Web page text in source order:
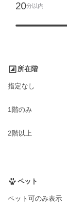
20分以内
所在階
指定なし
1階のみ
2階以上
ペット
ペット可のみ表示